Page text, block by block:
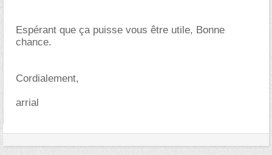
Espérant que ça puisse vous être utile, Bonne
chance.
Cordialement,
arrial